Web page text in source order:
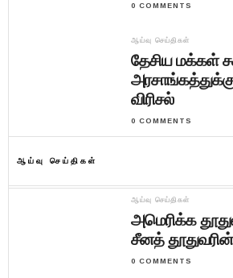
0 COMMENTS
ஆய்வு செய்திகள்
தேசிய மக்கள்
விரிசல்
0 COMMENTS
ஆய்வு செய்திகள்
ஆய்வு செய்திகள்
அமெரிக்க
சீனத் தூதுவரின்
0 COMMENTS